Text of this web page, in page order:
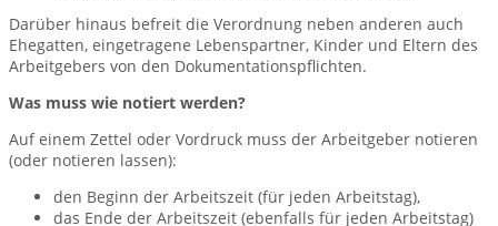
Darüber hinaus befreit die Verordnung neben anderen auch
Ehegatten, eingetragene Lebenspartner, Kinder und Eltern des
Arbeitgebers von den Dokumentationspflichten.
Was muss wie notiert werden?
Auf einem Zettel oder Vordruck muss der Arbeitgeber notieren
(oder notieren lassen):
den Beginn der Arbeitszeit (für jeden Arbeitstag),
das Ende der Arbeitszeit (ebenfalls für jeden Arbeitstag)